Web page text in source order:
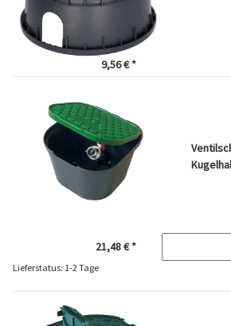
9,56 €*
21,48 €*
Lieferstatus: 1-2 Tage